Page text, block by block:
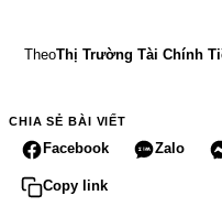
TheoThị Trường Tài Chính
CHIA SẺ BÀI VIẾT
Facebook Zalo
Copy link